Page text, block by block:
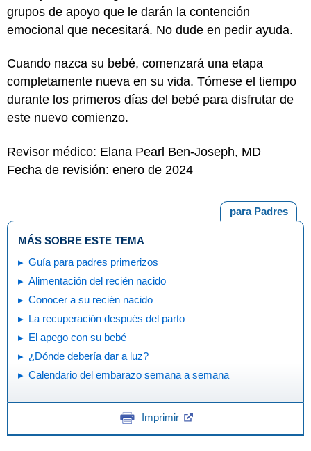
grupos de apoyo que le darán la contención
emocional que necesitará. No dude en pedir ayuda.
Cuando nazca su bebé, comenzará una etapa
completamente nueva en su vida. Tómese el tiempo
durante los primeros días del bebé para disfrutar de
este nuevo comienzo.
Revisor médico: Elana Pearl Ben-Joseph, MD
Fecha de revisión: enero de 2024
para Padres
MÁS SOBRE ESTE TEMA
Guía para padres primerizos
Alimentación del recién nacido
Conocer a su recién nacido
La recuperación después del parto
El apego con su bebé
¿Dónde debería dar a luz?
Calendario del embarazo semana a semana
Imprimir